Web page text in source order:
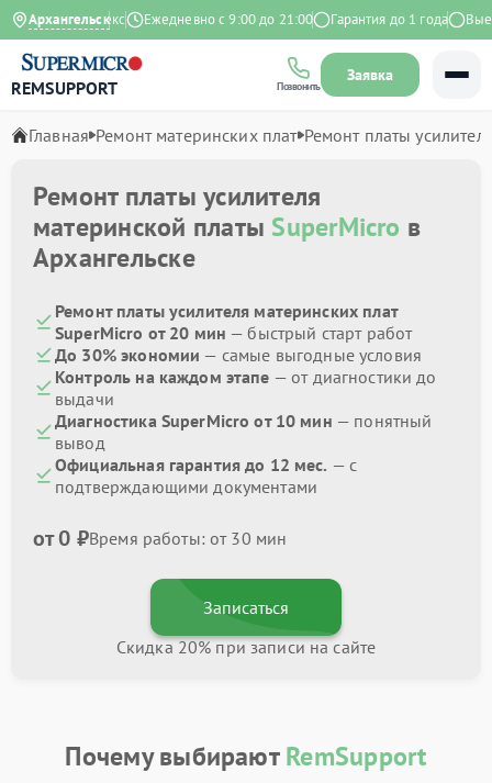
Архангельск
4.9 на Яндекс Ежедневно с 9:00 до 21:00 Гарантия до 1 года Выезд
REMSUPPORT Позвонить
Заявка
Главная Ремонт материнских плат Ремонт платы
Ремонт платы усилителя
материнской платы SuperMicro в
Архангельске
Ремонт платы усилителя материнских плат
SuperMicro от 20 мин — быстрый старт работ
До 30% экономии — самые выгодные условия
Контроль на каждом этапе — от диагностики до
выдачи
Диагностика SuperMicro от 10 мин — понятный
вывод
Официальная гарантия до 12 мес. — с
подтверждающими документами
от 0 ₽Время работы: от 30 мин
Записаться
Скидка 20% при записи на сайте
Почему выбираютRemSupport